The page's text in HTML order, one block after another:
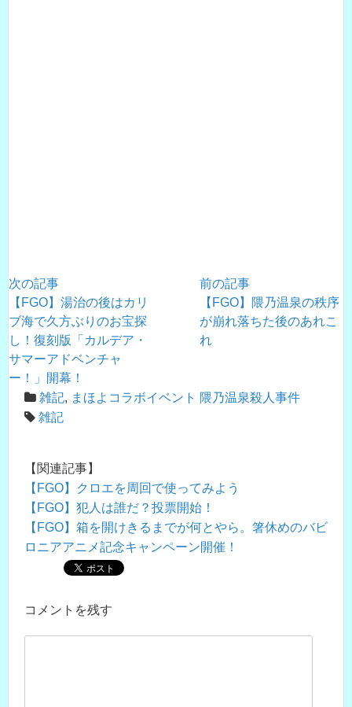
前の記事
【FGO】隈乃温泉の秩序
が崩れ落ちた後のあれこ
れ
次の記事
【FGO】湯治の後はカリ
ブ海で久方ぶりのお宝探
し！復刻版「カルデア・
サマーアドベンチャ
ー！」開幕！
雑記, まほよコラボイベント 隈乃温泉殺人事件
雑記
【関連記事】
【FGO】クロエを周回で使ってみよう
【FGO】犯人は誰だ？投票開始！
【FGO】箱を開けきるまでが何とやら。箸休めのバビ
ロニアアニメ記念キャンペーン開催！
コメントを残す